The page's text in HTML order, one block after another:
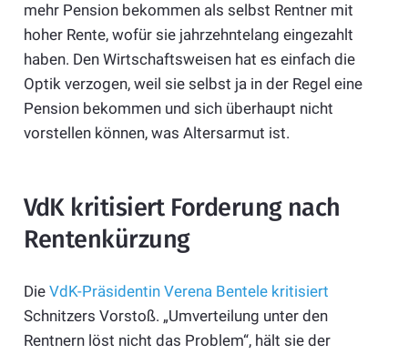
mehr Pension bekommen als selbst Rentner mit
hoher Rente, wofür sie jahrzehntelang eingezahlt
haben. Den Wirtschaftsweisen hat es einfach die
Optik verzogen, weil sie selbst ja in der Regel eine
Pension bekommen und sich überhaupt nicht
vorstellen können, was Altersarmut ist.
VdK kritisiert Forderung nach
Rentenkürzung
Die VdK-Präsidentin Verena Bentele kritisiert
Schnitzers Vorstoß. „Umverteilung unter den
Rentnern löst nicht das Problem“, hält sie der